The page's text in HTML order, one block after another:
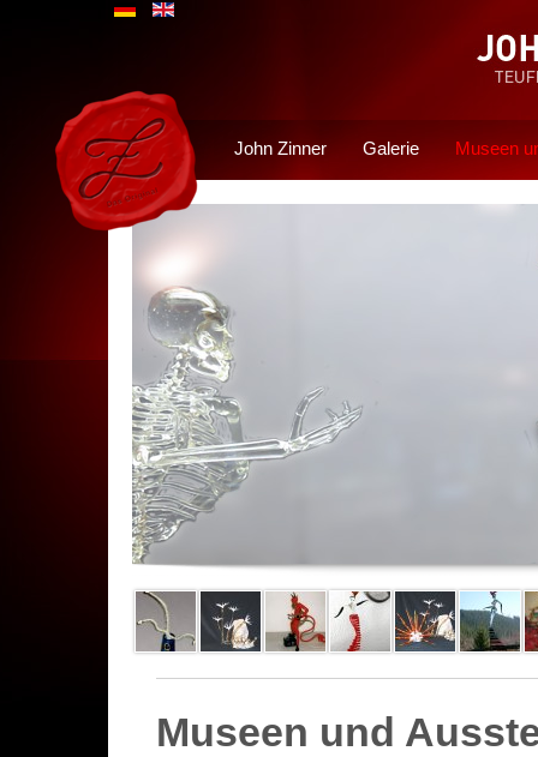
John Zinner Galerie Museen
Museen und